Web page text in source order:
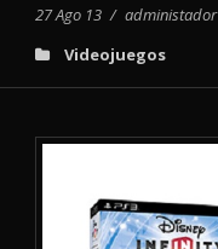
27 Ago 13 / administador
Videojuegos